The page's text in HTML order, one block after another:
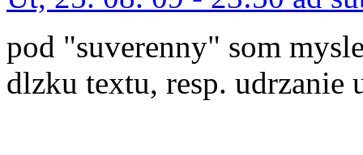
pod "suverenny" som
dlzku textu, resp. udrzanie